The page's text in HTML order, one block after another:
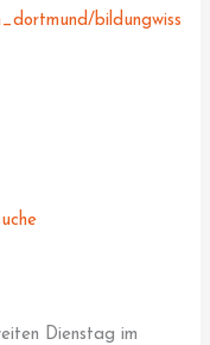
bildungwiss
Dienstag im